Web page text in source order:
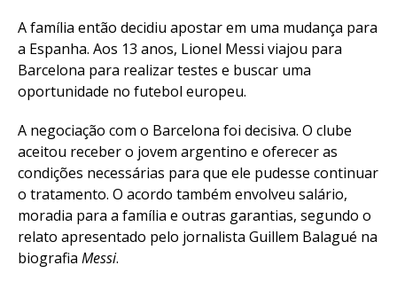
A família então decidiu apostar em uma mudança para
a Espanha. Aos 13 anos, Lionel Messi viajou para
Barcelona para realizar testes e buscar uma
oportunidade no futebol europeu.
A negociação com o Barcelona foi decisiva. O clube
aceitou receber o jovem argentino e oferecer as
condições necessárias para que ele pudesse continuar
o tratamento. O acordo também envolveu salário,
moradia para a família e outras garantias, segundo o
relato apresentado pelo jornalista Guillem Balagué na
biografia Messi.